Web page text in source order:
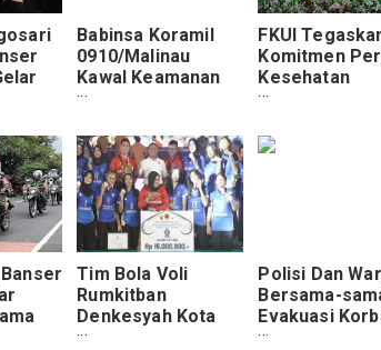
di
Babinsa Koramil
0910/Malinau
Kawal Keamanan
Irau dan HUT ke-26
FKUI
Komitmen
Kesehatan
Masyarakat
Penelitian
Tim Bola Voli
Rumkitban
Denkesyah Kota
Malang:
Polisi Dan
Bersama-
Evakuasi
Kapal Terbalik